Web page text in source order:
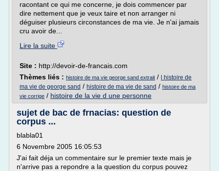
racontant ce qui me concerne, je dois commencer par
dire nettement que je veux taire et non arranger ni
déguiser plusieurs circonstances de ma vie. Je n'ai jamais
cru avoir de...
Lire la suite
Site : http://devoir-de-francais.com
Thèmes liés : histoire de ma vie george sand extrait /
l histoire de
ma vie de george sand / histoire de ma vie de sand / histoire de ma
vie corrige / histoire de la vie d une personne
sujet de bac de frnacias: question de
corpus ...
blabla01
6 Novembre 2005 16:05:53
J'ai fait déja un commentaire sur le premier texte mais je
n'arrive pas a repondre a la question du corpus pouvez